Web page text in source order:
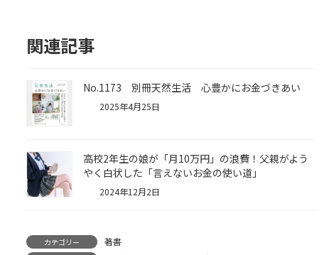
関連記事
No.1173 別冊天然生活 心豊かにお金づきあい
2025年4月25日
高校2年生の娘が「月10万円」の浪費！父親がよう
やく白状した「言えないお金の使い道」
2024年12月2日
カテゴリー 著書